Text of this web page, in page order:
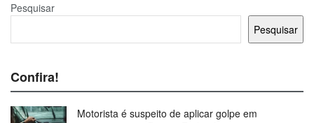
Pesquisar
Pesquisar
Confira!
Motorista é suspeito de aplicar golpe em